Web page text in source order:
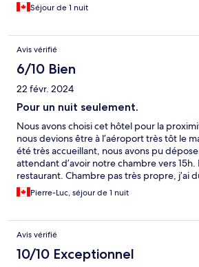
Séjour de 1 nuit
Avis vérifié
6/10 Bien
22 févr. 2024
Pour un nuit seulement.
Nous avons choisi cet hôtel pour la
nous devions être à l’aéroport très tôt le
été très accueillant, nous avons pu
attendant d’avoir notre chambre vers 15h.
restaurant. Chambre pas très propre, j’ai
nouveaux draps et le mobilier commence à
Endroit très très bruyant, nous avons très
minutes) mais pas très sécuritaire (sans
pouvez demander un taxi (15-20$ US).
Pierre-Luc, séjour de 1 nuit
Avis vérifié
10/10 Exceptionnel